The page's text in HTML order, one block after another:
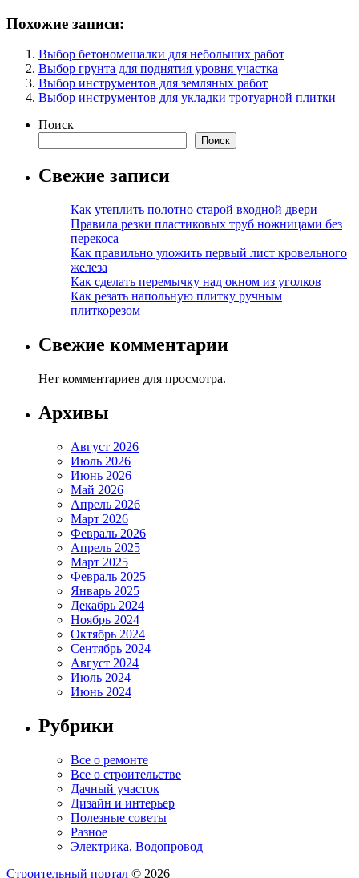
Похожие записи:
Выбор бетономешалки для небольших работ
Выбор грунта для поднятия уровня участка
Выбор инструментов для земляных работ
Выбор инструментов для укладки тротуарной плитки
Поиск
Поиск
Свежие записи
Как утеплить полотно старой входной двери
Правила резки пластиковых труб ножницами без
перекоса
Как правильно уложить первый лист кровельного
железа
Как сделать перемычку над окном из уголков
Как резать напольную плитку ручным
плиткорезом
Свежие комментарии
Нет комментариев для просмотра.
Архивы
Август 2026
Июль 2026
Июнь 2026
Май 2026
Апрель 2026
Март 2026
Февраль 2026
Апрель 2025
Март 2025
Февраль 2025
Январь 2025
Декабрь 2024
Ноябрь 2024
Октябрь 2024
Сентябрь 2024
Август 2024
Июль 2024
Июнь 2024
Рубрики
Все о ремонте
Все о строительстве
Дачный участок
Дизайн и интерьер
Полезные советы
Разное
Электрика, Водопровод
Строительный портал © 2026